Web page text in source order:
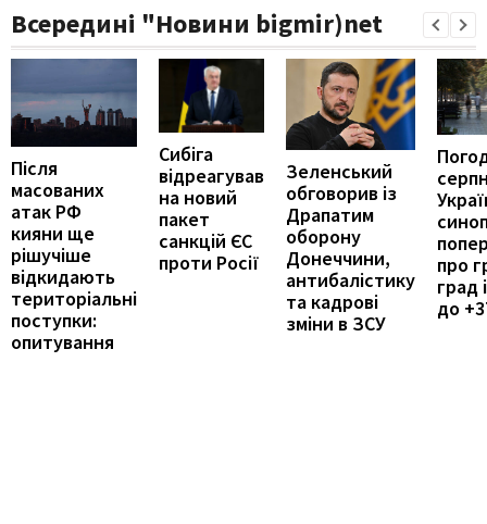
Всередині "Новини bigmir)net
Після
масованих
атак РФ
кияни ще
рішучіше
відкидають
територіальні
поступки:
опитування
Сибіга
відреагував
на новий
пакет
санкцій ЄС
проти Росії
Зеленський
обговорив із
Драпатим
оборону
Донеччини,
антибалістику
та кадрові
зміни в ЗСУ
про
град
до